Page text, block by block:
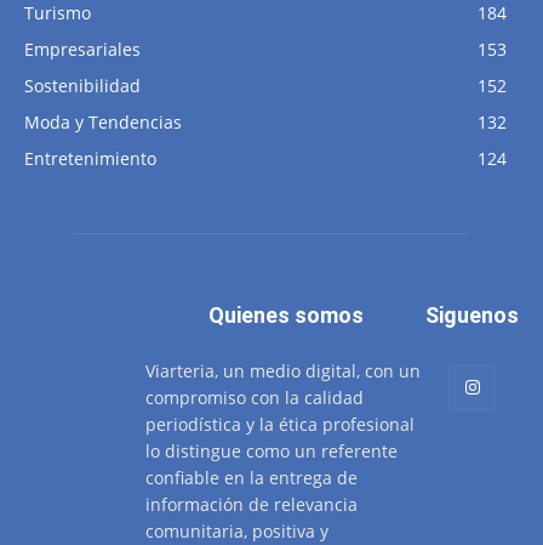
Turismo
184
Empresariales
153
Sostenibilidad
152
Moda y Tendencias
132
Entretenimiento
124
Quienes somos
Viarteria, un medio digital, con un
compromiso con la calidad
periodística y la ética profesional
lo distingue como un referente
confiable en la entrega de
información de relevancia
comunitaria, positiva y
Siguenos